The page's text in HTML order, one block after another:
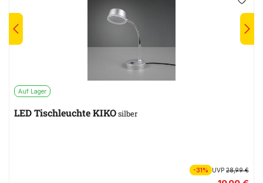
Auf Lager
LED Tischleuchte KIKOsilber
-31% UVP28,99 €